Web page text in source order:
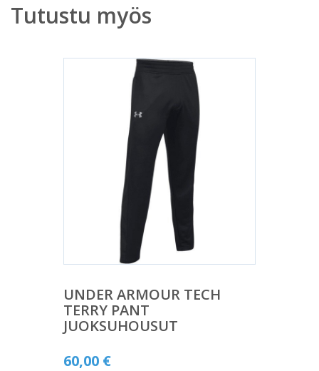
Tutustu myös
UNDER ARMOUR TECH
TERRY PANT
JUOKSUHOUSUT
60,00 €